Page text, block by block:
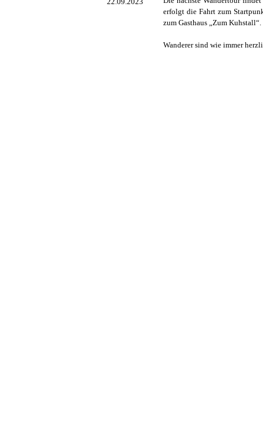
erfolgt die Fahrt zum
zum Gasthaus „Zum Kuhstall“.
Wanderer sind wie immer